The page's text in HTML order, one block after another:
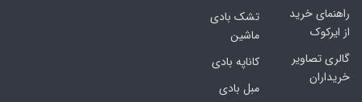
راهنمای خرید
از ایرکوک
گالری تصاویر
خریداران
تشک بادی
ماشین
کاناپه بادی
مبل بادی